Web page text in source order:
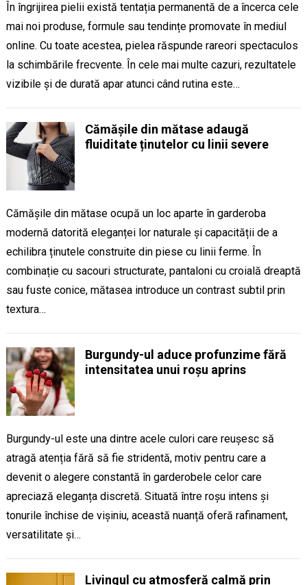
În îngrijirea pielii există tentația permanentă de a încerca cele
mai noi produse, formule sau tendințe promovate în mediul
online. Cu toate acestea, pielea răspunde rareori spectaculos
la schimbările frecvente. În cele mai multe cazuri, rezultatele
vizibile și de durată apar atunci când rutina este…
Cămășile din mătase adaugă
fluiditate ținutelor cu linii severe
Cămășile din mătase ocupă un loc aparte în garderoba
modernă datorită eleganței lor naturale și capacității de a
echilibra ținutele construite din piese cu linii ferme. În
combinație cu sacouri structurate, pantaloni cu croială dreaptă
sau fuste conice, mătasea introduce un contrast subtil prin
textura…
Burgundy-ul aduce profunzime fără
intensitatea unui roșu aprins
Burgundy-ul este una dintre acele culori care reușesc să
atragă atenția fără să fie stridentă, motiv pentru care a
devenit o alegere constantă în garderobele celor care
apreciază eleganța discretă. Situată între roșu intens și
tonurile închise de vișiniu, această nuanță oferă rafinament,
versatilitate și…
Livingul cu atmosferă calmă prin